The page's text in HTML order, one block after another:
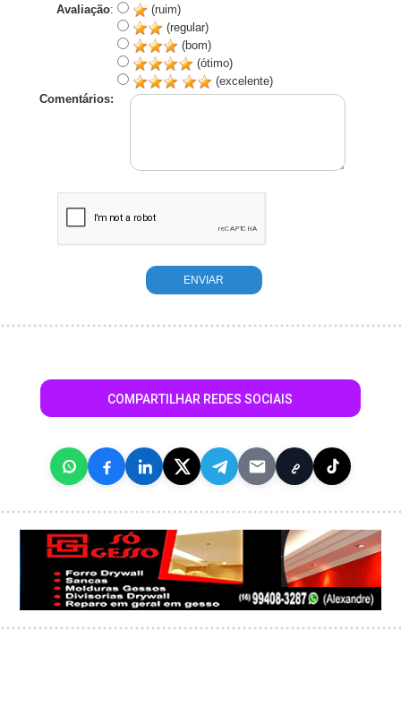
Avaliação:
(ruim)
(regular)
(bom)
(ótimo)
(excelente)
Comentários:
COMPARTILHAR REDES SOCIAIS